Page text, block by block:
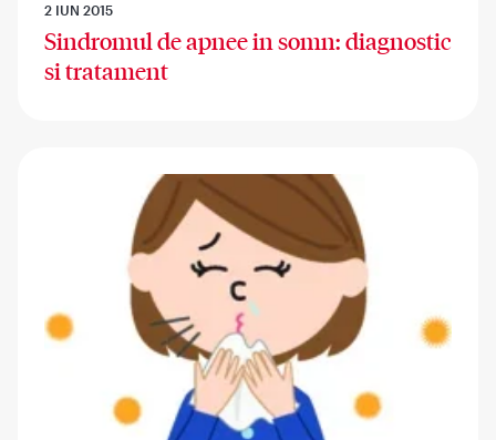
2 IUN 2015
Sindromul de apnee in somn: diagnostic
si tratament